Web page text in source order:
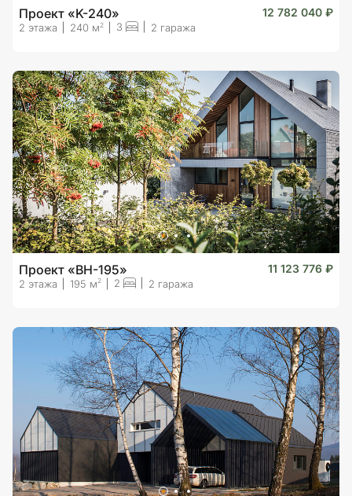
Проект «K-240» 12 782 040 ₽
2 этажа 240 м 2 3 2 гаража
Проект «BH-195» 11 123 776 ₽
2 этажа 195 м2 2 2 гаража